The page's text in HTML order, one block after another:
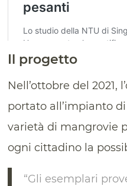
Il progetto
Nell’ottobre del 2021,
portato all’impianto di
varietà di mangrovie
ogni cittadino la
“Gli esemplari